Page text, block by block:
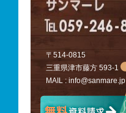
〒514-0815
三重県津市藤方 593-1
MAIL : info@sanmare.jp